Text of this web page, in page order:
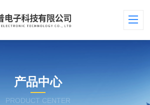
产品中心
PRODUCT CENTER